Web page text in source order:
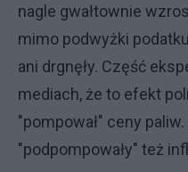
nagle gwałtownie
mimo podwyżki
ani drgnęły. Część
mediach, że to efekt
"pompował" ceny
"podpompowały" też